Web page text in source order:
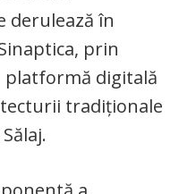
derulează în
prin
platformă digitală
tradiționale